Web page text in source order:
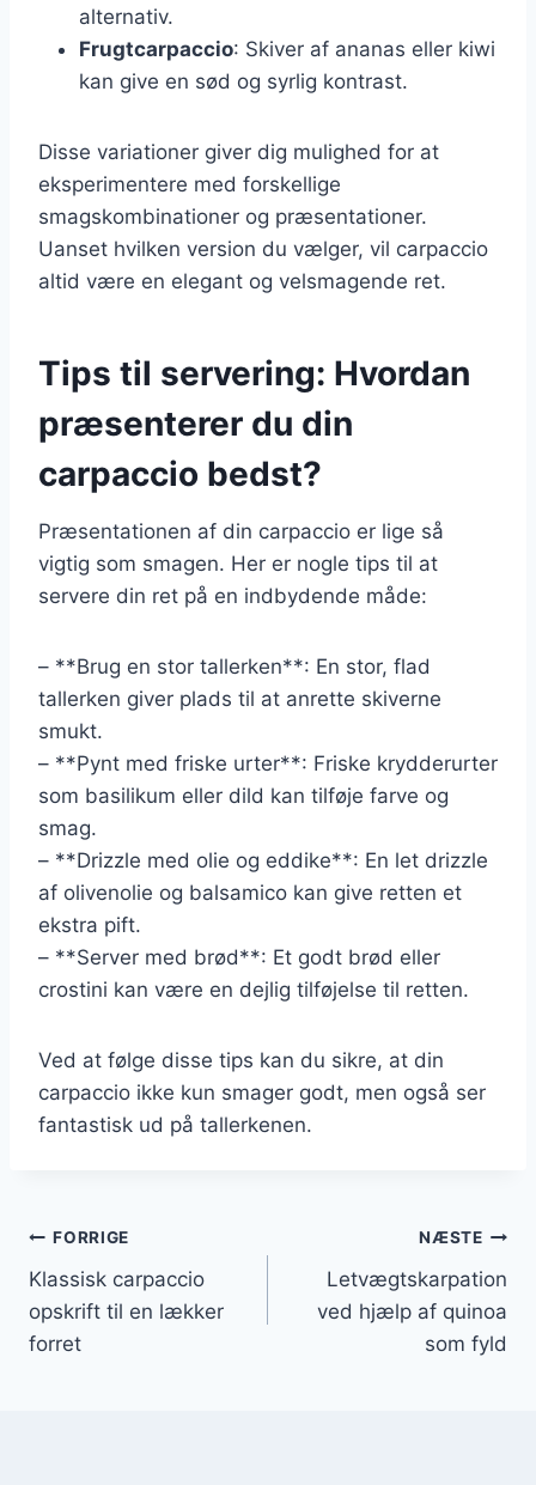
alternativ.
Frugtcarpaccio: Skiver af ananas eller kiwi
kan give en sød og syrlig kontrast.
Disse variationer giver dig mulighed for at
eksperimentere med forskellige
smagskombinationer og præsentationer.
Uanset hvilken version du vælger, vil carpaccio
altid være en elegant og velsmagende ret.
Tips til servering: Hvordan
præsenterer du din
carpaccio bedst?
Præsentationen af din carpaccio er lige så
vigtig som smagen. Her er nogle tips til at
servere din ret på en indbydende måde:
– **Brug en stor tallerken**: En stor, flad
tallerken giver plads til at anrette skiverne
smukt.
– **Pynt med friske urter**: Friske krydderurter
som basilikum eller dild kan tilføje farve og
smag.
– **Drizzle med olie og eddike**: En let drizzle
af olivenolie og balsamico kan give retten et
ekstra pift.
– **Server med brød**: Et godt brød eller
crostini kan være en dejlig tilføjelse til retten.
Ved at følge disse tips kan du sikre, at din
carpaccio ikke kun smager godt, men også ser
fantastisk ud på tallerkenen.
Indlægsnavigation
FORRIGE
Klassisk carpaccio
opskrift til en lækker
forret
NÆSTE
Letvægtskarpation
ved hjælp af quinoa
som fyld